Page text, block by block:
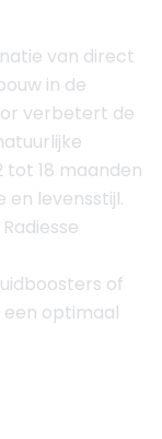
van direct
in de
verbetert de
tot 18 maanden
en levensstijl.
of
optimaal